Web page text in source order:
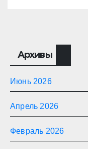
Архивы
Июнь 2026
Апрель 2026
Февраль 2026